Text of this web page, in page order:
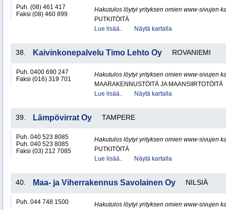
Puh. (08) 461 417
Faksi (08) 460 899
Hakutulos löytyi yrityksen omien www-sivujen
PUTKITÖITÄ
Lue lisää..
Näytä kartalla
38. Kaivinkonepalvelu Timo Lehto Oy ROVANIEMI
Puh. 0400 690 247
Faksi (016) 319 701
Hakutulos löytyi yrityksen omien www-sivujen
MAARAKENNUSTÖITÄ JA MAANSIIRTOTÖITÄ
Lue lisää..
Näytä kartalla
39. Lämpövirrat Oy TAMPERE
Puh. 040 523 8085
Puh. 040 523 8085
Faksi (03) 212 7085
Hakutulos löytyi yrityksen omien www-sivujen
PUTKITÖITÄ
Lue lisää..
Näytä kartalla
40. Maa- ja Viherrakennus Savolainen Oy NILSIÄ
Puh. 044 748 1500
Hakutulos löytyi yrityksen omien www-sivujen